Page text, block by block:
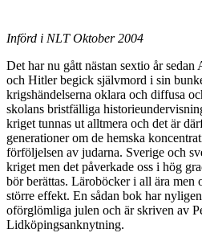
Införd i NLT Oktober 2004
Det har nu gått nästan sextio år
och Hitler begick självmord i sin
krigshändelserna oklara och diffusa
skolans bristfälliga
kriget tunnas ut alltmera och det är
generationer om de hemska
förföljelsen av judarna. Sverige och
kriget men det påverkade oss i hög
bör berättas. Läroböcker i all ära men
större effekt. En sådan bok har
oförglömliga julen och är skriven av
Lidköpingsanknytning.